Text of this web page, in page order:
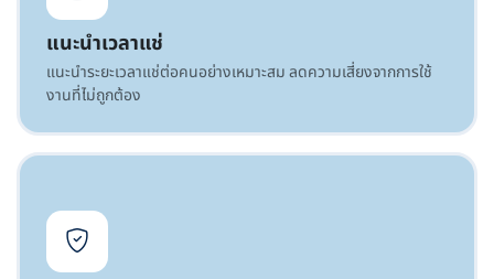
แนะนำเวลาแช่
แนะนำระยะเวลาแช่ต่อคนอย่างเหมาะสม ลดความเสี่ยงจากการใช้
งานที่ไม่ถูกต้อง